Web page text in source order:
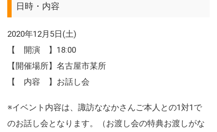
日時・内容
2020年12月5日(土)
【 開演 】18:00
【開催場所】名古屋市某所
【 内容 】お話し会
※イベント内容は、諏訪ななかさんご本人との1対1で
のお話し会となります。（お渡し会の特典お渡しがな